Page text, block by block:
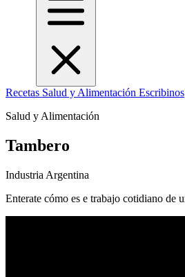
Recetas Salud y Alimentación Escribinos
Salud y Alimentación
Tambero
Industria Argentina
Enterate cómo es e trabajo cotidiano de